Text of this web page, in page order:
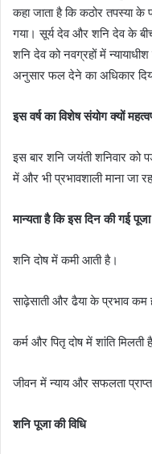
कहा जाता है कि कठोर तपस्या के
गया। सूर्य देव और शनि देव के
शनि देव को नवग्रहों में
अनुसार फल देने का अधिकार
इस वर्ष का विशेष संयोग क्यों
इस बार शनि जयंती शनिवार को
में और भी प्रभावशाली माना जा
मान्यता है कि इस दिन की गई
शनि दोष में कमी आती है।
साढ़ेसाती और ढैया के प्रभाव कम
कर्म और पितृ दोष में शांति मिलती
जीवन में न्याय और सफलता प्राप्त
शनि पूजा की विधि